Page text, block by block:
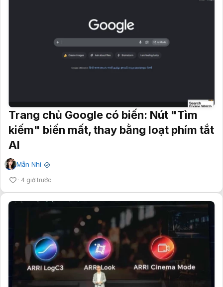
Trang chủ Google có biến: Nút "Tìm
kiếm" biến mất, thay bằng loạt phím tắt
AI
Mẫn Nhi ✔
4 giờ trước